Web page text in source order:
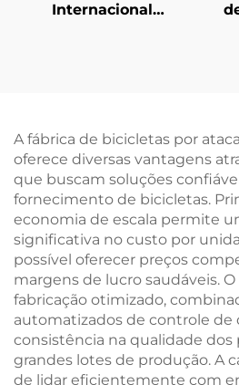
Internacional
Garfo de Aço, Freio a
Disco, Pedal Comum
A fábrica de bicicletas por
oferece diversas vantagens
que buscam soluções
fornecimento de bicicletas.
economia de escala permite
significativa no custo por
possível oferecer preços
margens de lucro saudáveis.
fabricação otimizado,
automatizados de controle de
consistência na qualidade
grandes lotes de produção. A
de lidar eficientemente com